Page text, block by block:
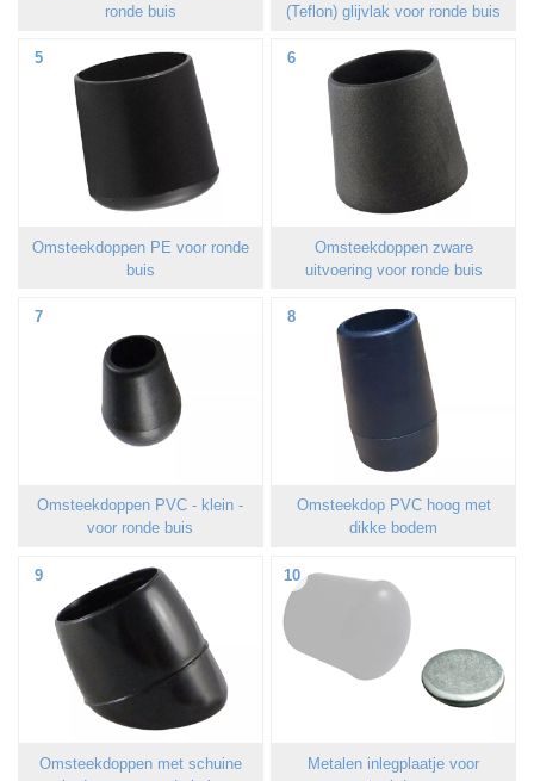
ronde buis
(Teflon) glijvlak voor ronde buis
5
Omsteekdoppen PE voor ronde
buis
6
Omsteekdoppen zware
uitvoering voor ronde buis
7
Omsteekdoppen PVC - klein -
voor ronde buis
8
Omsteekdop PVC hoog met
dikke bodem
9
Omsteekdoppen met schuine
10
Metalen inlegplaatje voor